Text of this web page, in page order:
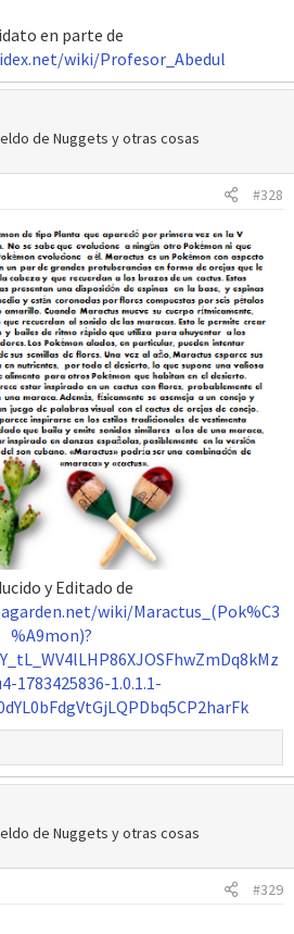
en parte de
wiki/Profesor_Abedul
de Nuggets y otras cosas
#328
y Editado de
wiki/Maractus_(Pok%C3
%A9mon)?
1783425836-1.0.1.1-
de Nuggets y otras cosas
#329